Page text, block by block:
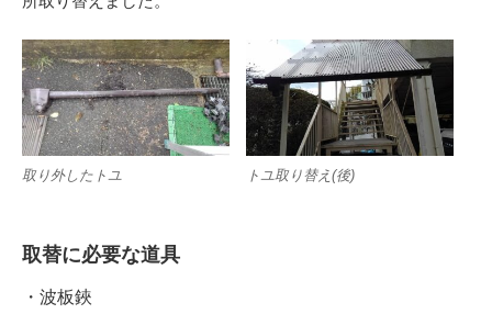
取り外したトユ トユ取り替え(後)
取替に必要な道具
・波板鋏